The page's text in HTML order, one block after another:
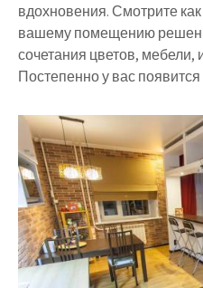
вдохновения. Смотрите
вашему помещению
сочетания цветов, мебели,
Постепенно у вас